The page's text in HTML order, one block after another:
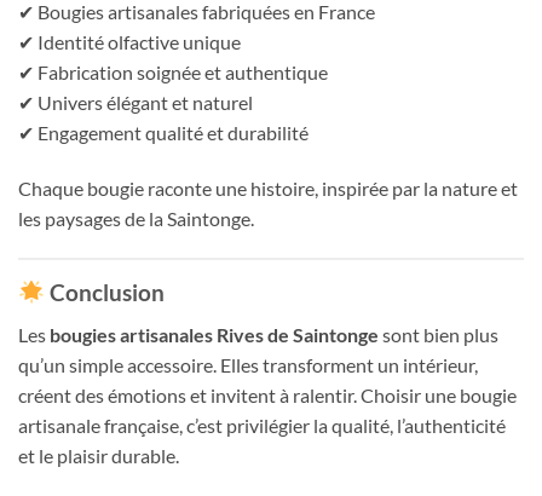
✔ Bougies artisanales fabriquées en France
✔ Identité olfactive unique
✔ Fabrication soignée et authentique
✔ Univers élégant et naturel
✔ Engagement qualité et durabilité
Chaque bougie raconte une histoire, inspirée par la nature et
les paysages de la Saintonge.
Conclusion
Les bougies artisanales Rives de Saintonge sont bien plus
qu’un simple accessoire. Elles transforment un intérieur,
créent des émotions et invitent à ralentir. Choisir une bougie
artisanale française, c’est privilégier la qualité, l’authenticité
et le plaisir durable.